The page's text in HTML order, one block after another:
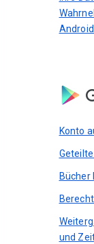
Konto
Bücher
und